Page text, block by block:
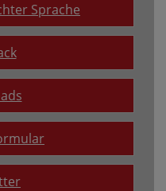
Sprache